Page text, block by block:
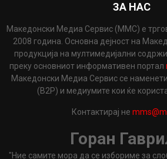
ЗА НАС
Македонски Медиа Сервис (ММС) е
2008 година. Основна дејност на
продукција на мултимедијални
преку основниот информативен портал
Македонски Медиа Сервис се
(B2P) и медиумите кои ќе
Контактирај не
Горан
"Ние самите мора да се избориме за